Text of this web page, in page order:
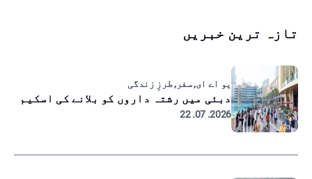
تازہ ترین خبریں
یو اے ای, سفر, طرزِ زندگی
دبئی میں رشتہ داروں کو بلانے کی اسکیم
2026. 07. 22